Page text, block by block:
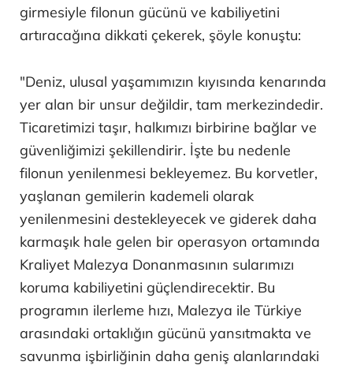
girmesiyle filonun gücünü ve kabiliyetini
artıracağına dikkati çekerek, şöyle konuştu:
"Deniz, ulusal yaşamımızın kıyısında kenarında
yer alan bir unsur değildir, tam merkezindedir.
Ticaretimizi taşır, halkımızı birbirine bağlar ve
güvenliğimizi şekillendirir. İşte bu nedenle
filonun yenilenmesi bekleyemez. Bu korvetler,
yaşlanan gemilerin kademeli olarak
yenilenmesini destekleyecek ve giderek daha
karmaşık hale gelen bir operasyon ortamında
Kraliyet Malezya Donanmasının sularımızı
koruma kabiliyetini güçlendirecektir. Bu
programın ilerleme hızı, Malezya ile Türkiye
arasındaki ortaklığın gücünü yansıtmakta ve
savunma işbirliğinin daha geniş alanlarındaki